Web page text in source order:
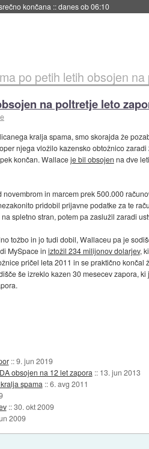
danes ob 06:09
po petih letih obsojen
na poltretje leto
kralja spama, smo skorajda že
njega vložilo kazensko obtožnico
končan. Wallaceje bil obsojen na dve
in marcem prek 500.000
pridobil prijavne podatke za te
spletno stran, potem pa zaslužil zaradi
tožbo in jo tudi dobil, Wallaceu pa je
MySpace in iztožil 234 milijonov dolarjev,
pričel leta 2011 in se praktično končal
še izreklo kazen 30 mesecev zapora, ki
::9. jun 2019
obsojen na 12 let zapora :: 13. jun 2013
spama ::6. avg 2011
::30. okt 2009
2009